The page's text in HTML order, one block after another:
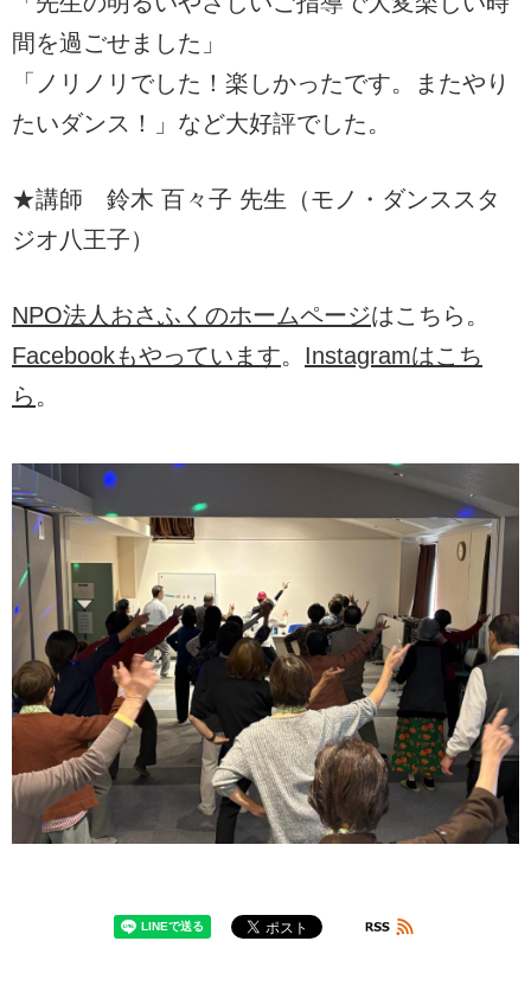
間を過ごせました」
「ノリノリでした！楽しかったです。またやり
たいダンス！」など大好評でした。
★講師 鈴木 百々子 先生（モノ・ダンススタ
ジオ八王子）
NPO法人おさふくのホームページはこちら。
Facebookもやっています。 Instagramはこち
ら 。